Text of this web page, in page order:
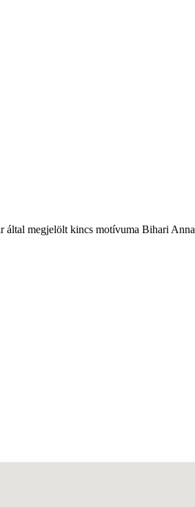
által megjelölt kincs motívuma Bihari Anna